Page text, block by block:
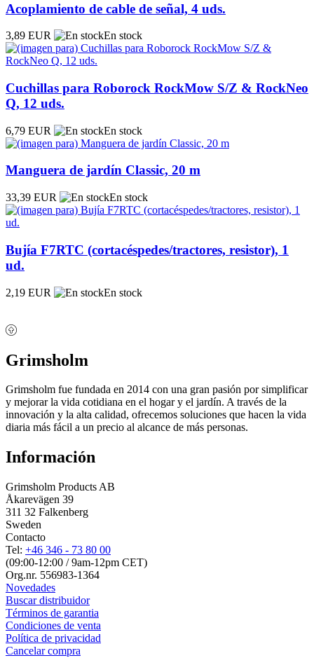
Acoplamiento de cable de señal, 4 uds.
3,89 EUR En stock
Cuchillas para Roborock RockMow S/Z & RockNeo
Q, 12 uds.
6,79 EUR En stock
Manguera de jardín Classic, 20 m
33,39 EUR En stock
Bujía F7RTC (cortacéspedes/tractores, resistor), 1
ud.
2,19 EUR En stock
Grimsholm
Grimsholm fue fundada en 2014 con una gran pasión por simplificar
y mejorar la vida cotidiana en el hogar y el jardín. A través de la
innovación y la alta calidad, ofrecemos soluciones que hacen la vida
diaria más fácil a un precio al alcance de más personas.
Información
Grimsholm Products AB
Åkarevägen 39
311 32 Falkenberg
Sweden
Contacto
Tel: +46 346 - 73 80 00
(09:00-12:00 / 9am-12pm CET)
Org.nr. 556983-1364
Novedades
Buscar distribuidor
Términos de garantia
Condiciones de venta
Política de privacidad
Cancelar compra